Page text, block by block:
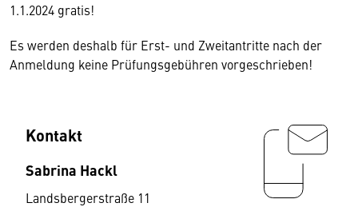
1.1.2024 gratis!
Es werden deshalb für Erst- und Zweitantritte nach der
Anmeldung keine Prüfungsgebühren vorgeschrieben!
Kontakt
Sabrina Hackl
Landsbergerstraße 11